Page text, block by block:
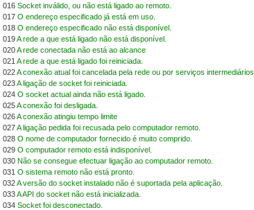
016 Socket inválido, ou não está ligado ao remoto.
017 O endereço especificado já está em uso.
018 O endereço especificado não está disponível.
019A rede a que está ligado não está disponível.
020A rede conectada não está ao alcance
021 A rede a que está ligado foi reiniciada.
022A conexão atual foi cancelada pela rede ou por serviços intermediários.
023A ligação de socket foi reiniciada.
024 O socket actual ainda não está ligado.
025A conexão foi desligada.
026A conexão atingiu tempo limite
027A ligação pedida foi recusada pelo computador remoto.
028 O nome de computador fornecido é muito comprido.
029 O computador remoto está indisponível.
030 Não se consegue efectuar ligação ao computador remoto.
031 O sistema remoto não está pronto.
032A versão do socket instalado não é suportada pela aplicação.
033A API do socket não está inicializada.
034 Socket foi desconectado.